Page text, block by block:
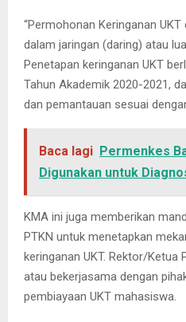
“Permohonan Keringanan
dalam jaringan (daring) atau
Penetapan keringanan UKT
Tahun Akademik 2020-2021,
dan pemantauan sesuai
Baca lagi Permenkes
Digunakan untuk
KMA ini juga memberikan
PTKN untuk menetapkan
keringanan UKT. Rektor/Ketua
atau bekerjasama dengan
pembiayaan UKT mahasiswa.